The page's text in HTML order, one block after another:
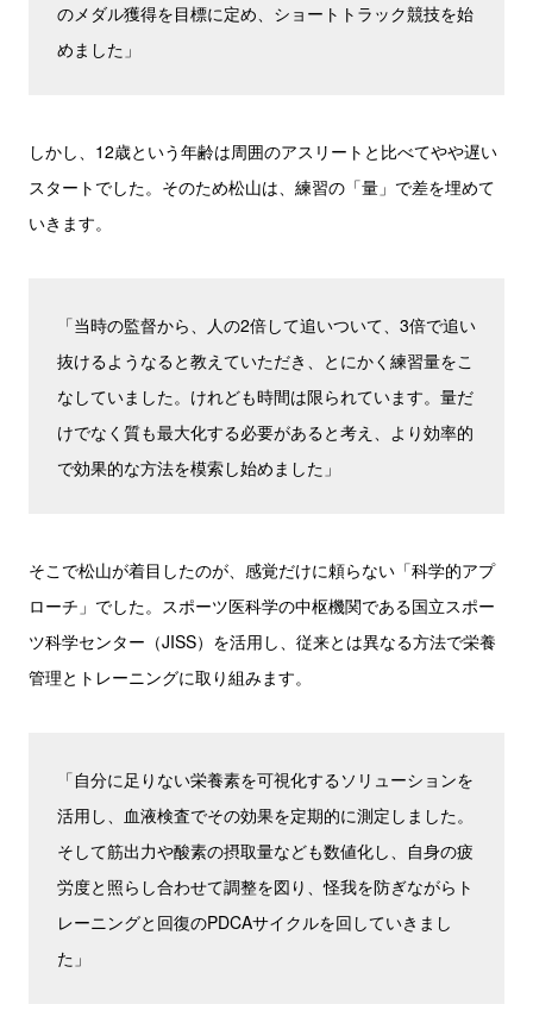
のメダル獲得を目標に定め、ショートトラック競技を始
めました」
しかし、12歳という年齢は周囲のアスリートと比べてやや遅い
スタートでした。そのため松山は、練習の「量」で差を埋めて
いきます。
「当時の監督から、人の2倍して追いついて、3倍で追い
抜けるようなると教えていただき、とにかく練習量をこ
なしていました。けれども時間は限られています。量だ
けでなく質も最大化する必要があると考え、より効率的
で効果的な方法を模索し始めました」
そこで松山が着目したのが、感覚だけに頼らない「科学的アプ
ローチ」でした。スポーツ医科学の中枢機関である国立スポー
ツ科学センター（JISS）を活用し、従来とは異なる方法で栄養
管理とトレーニングに取り組みます。
「自分に足りない栄養素を可視化するソリューションを
活用し、血液検査でその効果を定期的に測定しました。
そして筋出力や酸素の摂取量なども数値化し、自身の疲
労度と照らし合わせて調整を図り、怪我を防ぎながらト
レーニングと回復のPDCAサイクルを回していきまし
た」